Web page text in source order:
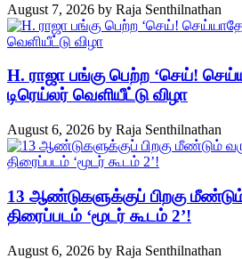
August 7, 2026 by Raja Senthilnathan
H. ராஜா பங்கு பெற்ற ‘செய்!
டிரெய்லர் வெளியீட்டு விழா
August 6, 2026 by Raja Senthilnathan
13 ஆண்டுகளுக்குப் பிறகு
திரைப்படம் ‘மூடர் கூடம் 2’!
August 6, 2026 by Raja Senthilnathan